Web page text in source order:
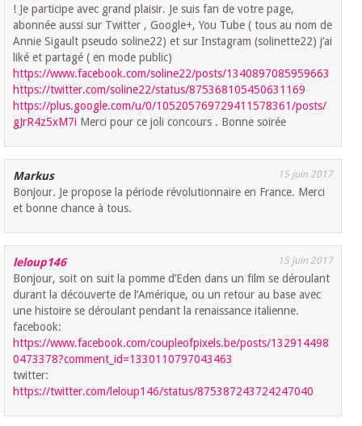
! Je participe avec grand plaisir. Je suis fan de votre page,
abonnée aussi sur Twitter , Google+, You Tube ( tous au nom de
Annie Sigault pseudo soline22) et sur Instagram (solinette22) j’ai
liké et partagé ( en mode public)
https://www.facebook.com/soline22/posts/1340897085959663
https://twitter.com/soline22/status/875368105450631169
https://plus.google.com/u/0/105205769729411578361/posts/
gJrR4z5xM7i Merci pour ce joli concours . Bonne soirée
Markus 15 juin 2017
Bonjour. Je propose la période révolutionnaire en France. Merci
et bonne chance à tous.
leloup146 15 juin 2017
Bonjour, soit on suit la pomme d’Eden dans un film se déroulant
durant la découverte de l’Amérique, ou un retour au base avec
une histoire se déroulant pendant la renaissance italienne.
facebook:
https://www.facebook.com/coupleofpixels.be/posts/132914498
0473378?comment_id=1330110797043463
twitter:
https://twitter.com/leloup146/status/875387243724247040